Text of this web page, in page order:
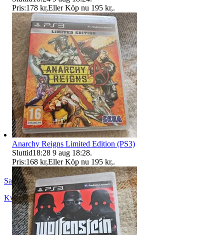
SandsOfTime
Kvänum, Sverige
Pris:178 kr,Eller Köp nu 195 kr,.
Anarchy Reigns Limited Edition (PS3)
Sluttid18:28 9 aug 18:28.
Pris:168 kr,Eller Köp nu 195 kr,.